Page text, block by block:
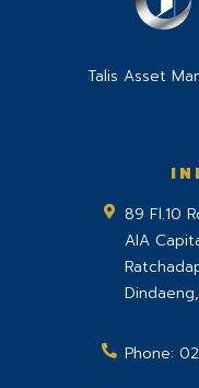
Talis Asset
89 Fl.10
AIA
Dindaeng,
Phone: